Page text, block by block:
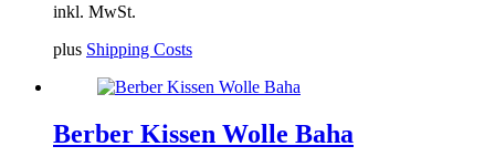
inkl. MwSt.
plus Shipping Costs
Berber Kissen Wolle Baha